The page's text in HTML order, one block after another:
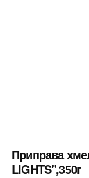
Приправа
LIGHTS",350г